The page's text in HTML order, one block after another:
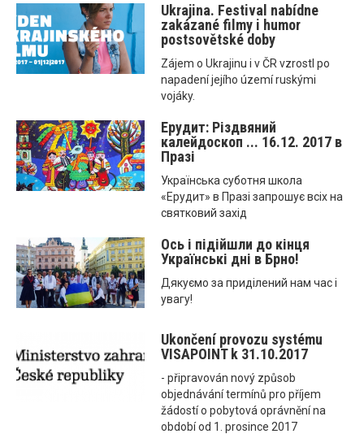
Ukrajina. Festival nabídne
zakázané filmy i humor
postsovětské doby
Zájem o Ukrajinu i v ČR vzrostl po
napadení jejího území ruskými
vojáky.
Ерудит: Різдвяний
калейдоскоп ... 16.12. 2017 в
Празі
Українська суботня школа
«Ерудит» в Празі запрошує всіх на
святковий захід
Ось і підійшли до кінця
Українські дні в Брно!
Дякуємо за приділений нам час і
увагу!
Ukončení provozu systému
VISAPOINT k 31.10.2017
- připravován nový způsob
objednávání termínů pro příjem
žádostí o pobytová oprávnění na
období od 1. prosince 2017